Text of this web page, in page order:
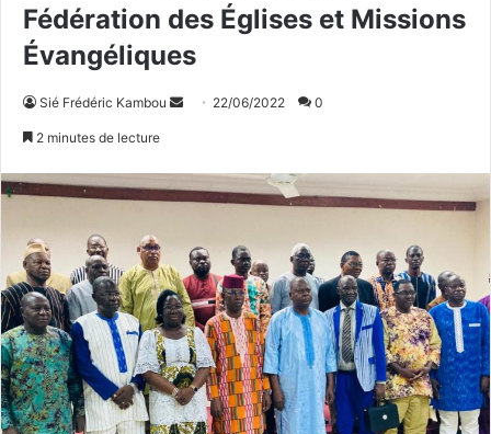
Fédération des Églises et Missions
Évangéliques
Sié Frédéric Kambou
y
u
n
c
o
u
r
22/06/2022 0
2 minutes de lecture